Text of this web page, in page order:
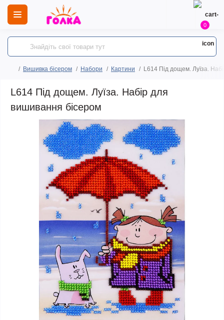
0
Вишивка бісером Набори Картини L614 Під дощем. Луїза.
L614 Під дощем. Луїза. Набір для
вишивання бісером